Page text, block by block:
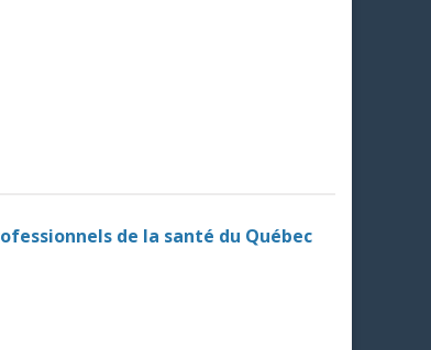
de la santé du Québec